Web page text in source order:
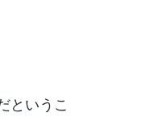
というこ